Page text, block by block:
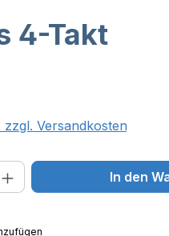
4-Takt
Versandkosten
Gib denIn den